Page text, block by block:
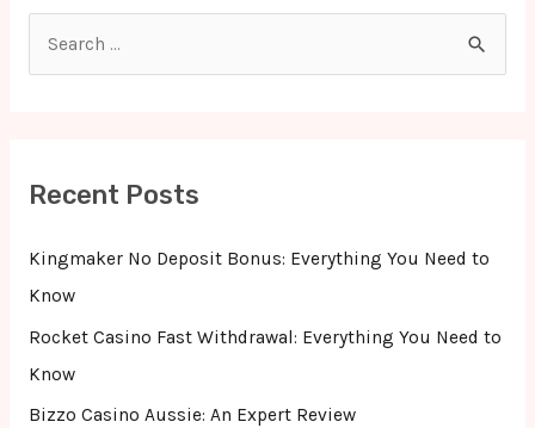
f
o
Recent Posts
Kingmaker No Deposit Bonus: Everything You Need to
Know
Rocket Casino Fast Withdrawal: Everything You Need to
Know
Bizzo Casino Aussie: An Expert Review